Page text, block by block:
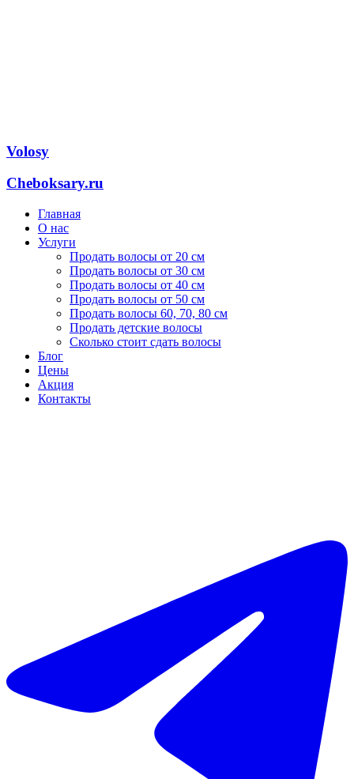
Volosy
Cheboksary.ru
Главная
О нас
Услуги
Продать волосы от 20 см
Продать волосы от 30 см
Продать волосы от 40 см
Продать волосы от 50 см
Продать волосы 60, 70, 80 см
Продать детские волосы
Сколько стоит сдать волосы
Блог
Цены
Акция
Контакты